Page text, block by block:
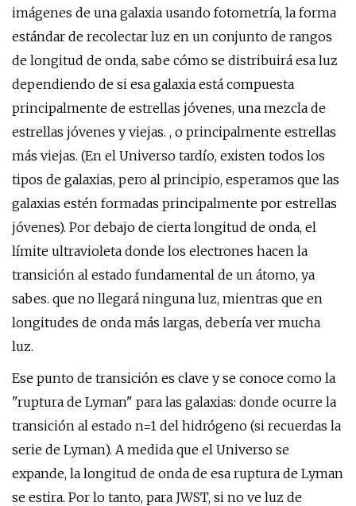
imágenes de una galaxia usando fotometría, la forma
estándar de recolectar luz en un conjunto de rangos
de longitud de onda, sabe cómo se distribuirá esa luz
dependiendo de si esa galaxia está compuesta
principalmente de estrellas jóvenes, una mezcla de
estrellas jóvenes y viejas. , o principalmente estrellas
más viejas. (En el Universo tardío, existen todos los
tipos de galaxias, pero al principio, esperamos que las
galaxias estén formadas principalmente por estrellas
jóvenes). Por debajo de cierta longitud de onda, el
límite ultravioleta donde los electrones hacen la
transición al estado fundamental de un átomo, ya
sabes. que no llegará ninguna luz, mientras que en
longitudes de onda más largas, debería ver mucha
luz.
Ese punto de transición es clave y se conoce como la
"ruptura de Lyman" para las galaxias: donde ocurre la
transición al estado n=1 del hidrógeno (si recuerdas la
serie de Lyman). A medida que el Universo se
expande, la longitud de onda de esa ruptura de Lyman
se estira. Por lo tanto, para JWST, si no ve luz de